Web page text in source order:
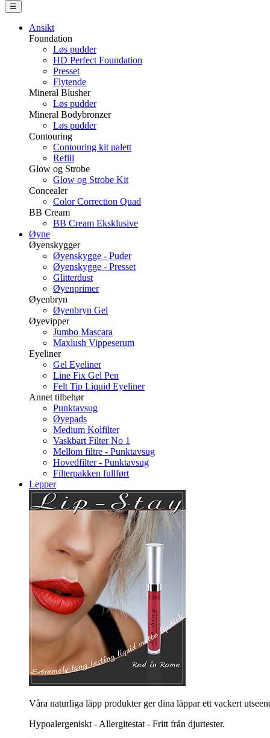
Toggle
navigation
☰
Ansikt
Foundation
Løs pudder
HD Perfect Foundation
Presset
Flytende
Mineral Blusher
Løs pudder
Mineral Bodybronzer
Løs pudder
Contouring
Contouring kit palett
Refill
Glow og Strobe
Glow og Strobe Kit
Concealer
Color Correction Quad
BB Cream
BB Cream Eksklusive
Øyne
Øyenskygger
Øyenskygge - Puder
Øyenskygge - Presset
Glitterdust
Øyenprimer
Øyenbryn
Øyenbryn Gel
Øyevipper
Jumbo Mascara
Maxlush Vippeserum
Eyeliner
Gel Eyeliner
Line Fix Gel Pen
Felt Tip Liquid Eyeliner
Annet tilbehør
Punktavsug
Øyepads
Medium Kolfilter
Vaskbart Filter No 1
Mellom filtre - Punktavsug
Hovedfilter - Punktavsug
Filterpakken fullført
Lepper
Våra naturliga läpp produkter ger dina läppar ett vackert
Hypoalergeniskt - Allergitestat - Fritt från djurtester.